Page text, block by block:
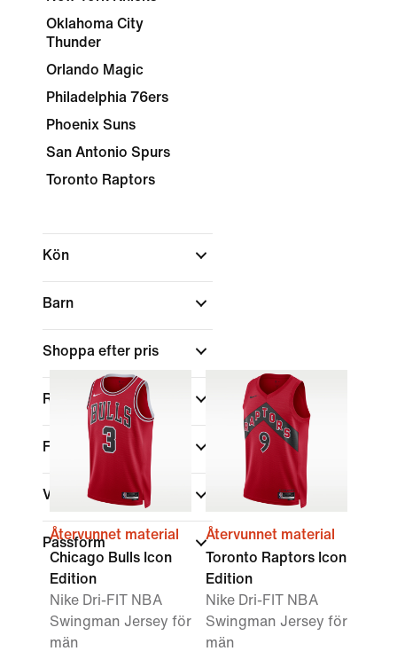
Oklahoma City
Thunder
Orlando Magic
Philadelphia 76ers
Phoenix Suns
San Antonio Spurs
Toronto Raptors
Kön
Barn
Shoppa efter pris
Rea och erbjudanden
Färg
Varumärke
Passform
Återvunnet material
Chicago Bulls Icon
Edition
Nike Dri-FIT NBA
Swingman Jersey för
män
Återvunnet material
Toronto Raptors Icon
Edition
Nike Dri-FIT NBA
Swingman Jersey för
män